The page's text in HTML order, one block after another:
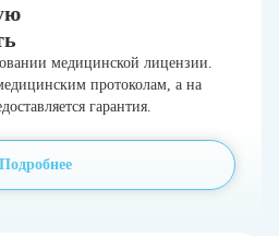
медицинской лицензии.
протоколам, а на
гарантия.
Подробнее